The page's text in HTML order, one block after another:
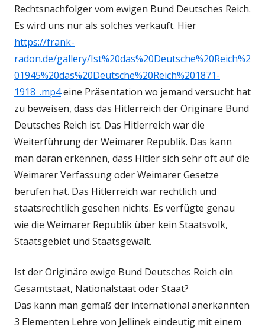
Rechtsnachfolger vom ewigen Bund Deutsches Reich.
Es wird uns nur als solches verkauft. Hier
https://frank-
radon.de/gallery/Ist%20das%20Deutsche%20Reich%2
01945%20das%20Deutsche%20Reich%201871-
1918_.mp4eine Präsentation wo jemand versucht hat
zu beweisen, dass das Hitlerreich der Originäre Bund
Deutsches Reich ist. Das Hitlerreich war die
Weiterführung der Weimarer Republik. Das kann
man daran erkennen, dass Hitler sich sehr oft auf die
Weimarer Verfassung oder Weimarer Gesetze
berufen hat. Das Hitlerreich war rechtlich und
staatsrechtlich gesehen nichts. Es verfügte genau
wie die Weimarer Republik über kein Staatsvolk,
Staatsgebiet und Staatsgewalt.
Ist der Originäre ewige Bund Deutsches Reich ein
Gesamtstaat, Nationalstaat oder Staat?
Das kann man gemäß der international anerkannten
3 Elementen Lehre von Jellinek eindeutig mit einem